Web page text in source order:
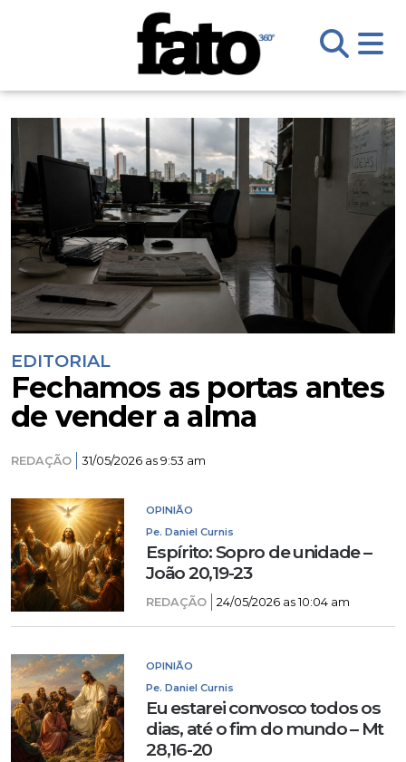
EDITORIAL
Fechamos as portas antes
de vender a alma
REDAÇÃO 31/05/2026 as 9:53 am
OPINIÃO
Pe. Daniel Curnis
Espírito: Sopro de unidade –
João 20,19-23
REDAÇÃO 24/05/2026 as 10:04 am
OPINIÃO
Pe. Daniel Curnis
Eu estarei convosco todos os
dias, até o fim do mundo – Mt
28,16-20